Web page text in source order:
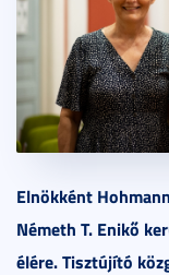
Elnökként
Németh T. Enikő
élére. Tisztújító